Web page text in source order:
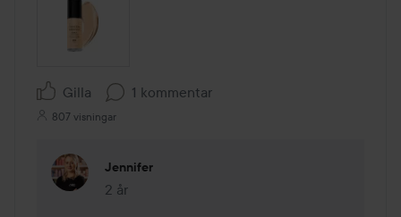
Gilla 1 kommentar
807 visningar
Jennifer
2 år
Kommentaren lades 2 år